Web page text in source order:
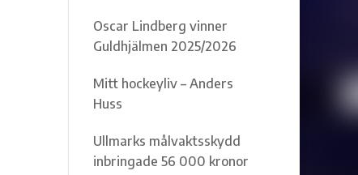
Oscar Lindberg vinner
Guldhjälmen 2025/2026
Mitt hockeyliv – Anders
Huss
Ullmarks målvaktsskydd
inbringade 56 000 kronor